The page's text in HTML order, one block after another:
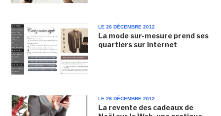
LE 26 DÉCEMBRE 2012
La mode sur-mesure prend ses
quartiers sur Internet
LE 26 DÉCEMBRE 2012
La revente des cadeaux de